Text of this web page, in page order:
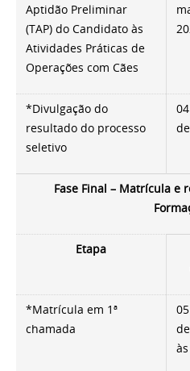
Aptidão Preliminar
(TAP) do Candidato às
Atividades Práticas de
Operações com Cães
*Divulgação do
resultado do processo
seletivo
Fase Final – Matrícula e
Etapa
*Matrícula em 1ª
chamada